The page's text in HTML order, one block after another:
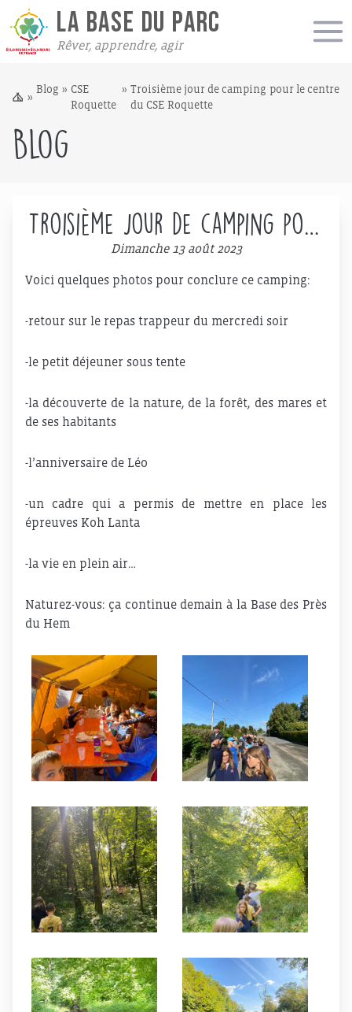
LA BASE DU PARC
Rêver, apprendre, agir
»
Blog » CSE
Roquette
» Troisième jour de camping pour le centre
du CSE Roquette
Blog
Troisième jour de camping pour
le centre du CSE Roquette
Dimanche 13 août 2023
Voici quelques photos pour conclure ce camping:
-retour sur le repas trappeur du mercredi soir
-le petit déjeuner sous tente
-la découverte de la nature, de la forêt, des mares et
de ses habitants
-l’anniversaire de Léo
-un cadre qui a permis de mettre en place les
épreuves Koh Lanta
-la vie en plein air…
Naturez-vous: ça continue demain à la Base des Près
du Hem